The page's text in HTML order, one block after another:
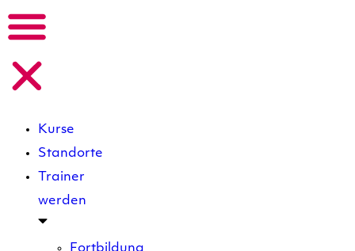
Kurse
Standorte
Trainer
werden